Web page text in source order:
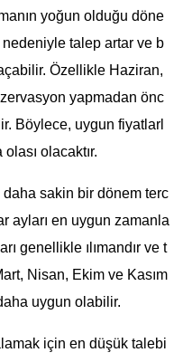
yoğun olduğu döne
talep artar ve b
Özellikle Haziran,
yapmadan önc
Böylece, uygun fiyatlarl
olacaktır.
sakin bir dönem terc
ayları en uygun zamanla
genellikle ılımandır ve t
Nisan, Ekim ve Kasım
uygun olabilir.
için en düşük talebi